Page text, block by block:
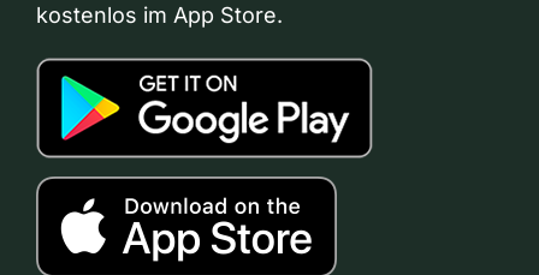
kostenlos im App Store.